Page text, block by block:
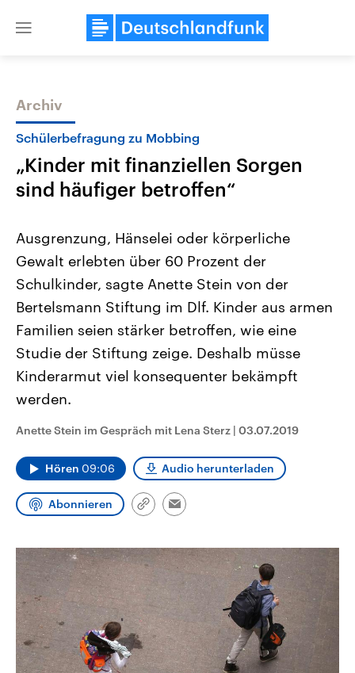
Close
Themen
USA
Aktuelle Beiträge, Analysen und
Hintergründe
Wirtschaftlich und militärisch
gehören die Vereinigten Staaten zu
den mächtigsten Ländern der Erde,
mit großem Einfluss auf das
aktuelle Weltgeschehen.
Nahostkonflikt
Aktuelle Lage und
Der Überfall der
Terrororganisation Hamas
Oktober 2023 auf Israel
Region wieder die Gewalt
Israel möchte die Hamas
Libanon vom Iran
Sendungen
Archiv
Schülerbefragung zu Mobbing
„Kinder mit finanziellen Sorgen
sind häufiger betroffen“
Ausgrenzung, Hänselei oder körperliche
Gewalt erlebten über 60 Prozent der
Schulkinder, sagte Anette Stein von der
Bertelsmann Stiftung im Dlf. Kinder aus armen
Familien seien stärker betroffen, wie eine
Studie der Stiftung zeige. Deshalb müsse
Kinderarmut viel konsequenter bekämpft
werden.
Anette Stein im Gespräch mit Lena Sterz | 03.07.2019
Hören 09:06 Audio herunterladen
Abonnieren
Link
Email